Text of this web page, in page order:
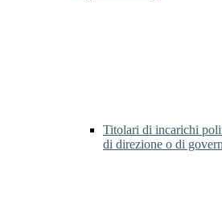
Titolari di incarichi
di direzione o di